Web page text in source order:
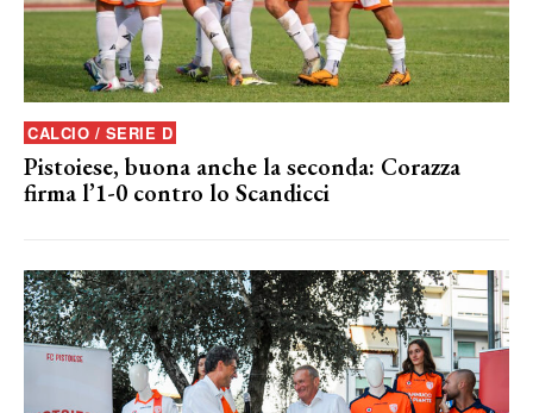
CALCIO / SERIE D
Pistoiese, buona anche la seconda: Corazza
firma l’1-0 contro lo Scandicci